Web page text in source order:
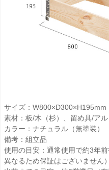
サイズ：W800×D300×H195mm
素材：板/木（杉）、留め具/アル
カラー：ナチュラル（無塗装）
備考：組立品
使用の目安：通常使用で約3年
異なるため保証はございません）